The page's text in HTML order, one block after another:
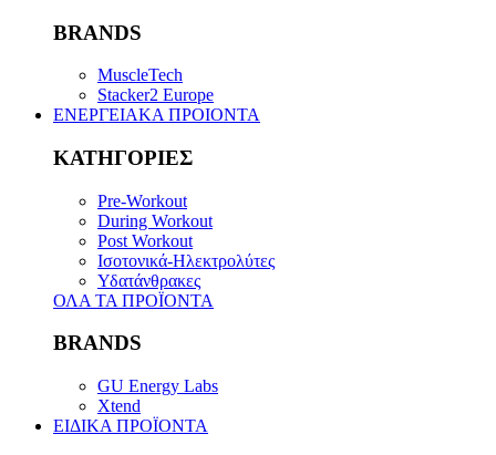
BRANDS
MuscleTech
Stacker2 Europe
ΕΝΕΡΓΕΙΑΚΑ ΠΡΟΙΟΝΤΑ
ΚΑΤΗΓΟΡΙΕΣ
Pre-Workout
During Workout
Post Workout
Ισοτονικά-Ηλεκτρολύτες
Υδατάνθρακες
ΟΛΑ ΤΑ ΠΡΟΪΟΝΤΑ
BRANDS
GU Energy Labs
Xtend
ΕΙΔΙΚΑ ΠΡΟΪΟΝΤΑ